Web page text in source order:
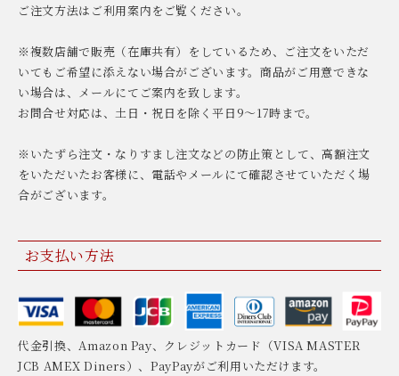
ご注文方法はご利用案内をご覧ください。
※複数店舗で販売（在庫共有）をしているため、ご注文をいただ
いてもご希望に添えない場合がございます。商品がご用意できな
い場合は、メールにてご案内を致します。
お問合せ対応は、土日・祝日を除く平日9〜17時まで。
※いたずら注文・なりすまし注文などの防止策として、高額注文
をいただいたお客様に、電話やメールにて確認させていただく場
合がございます。
お支払い方法
代金引換、Amazon Pay、クレジットカード（VISA MASTER
JCB AMEX Diners）、PayPayがご利用いただけます。